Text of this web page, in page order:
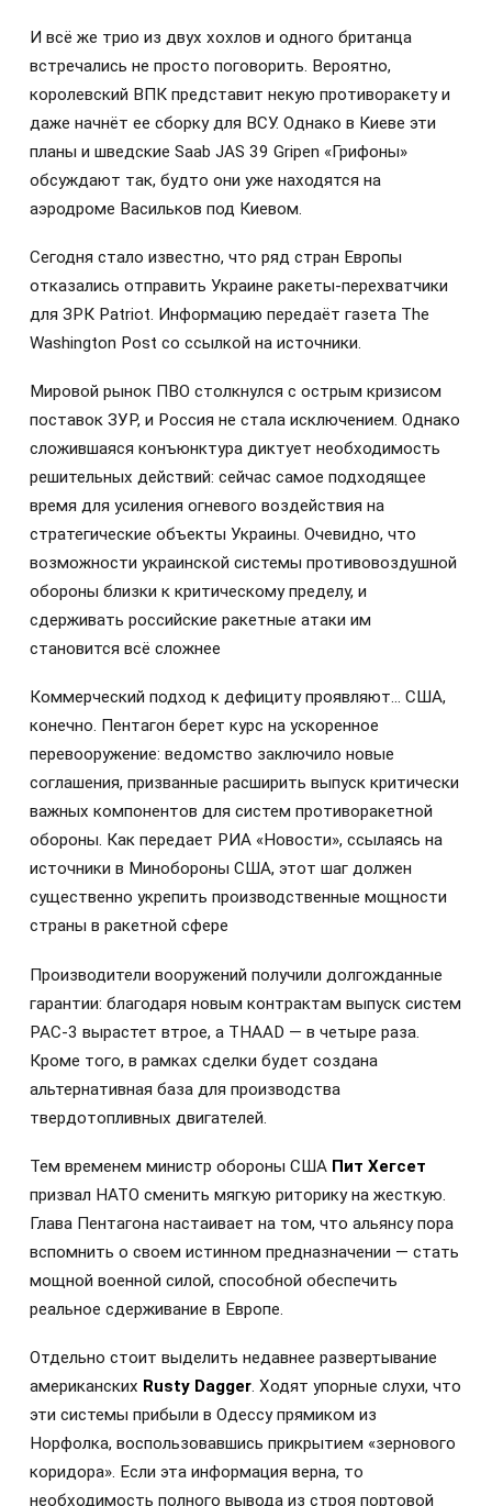
И всё же трио из двух хохлов и одного британца
встречались не просто поговорить. Вероятно,
королевский ВПК представит некую противоракету и
даже начнёт ее сборку для ВСУ. Однако в Киеве эти
планы и шведские Saab JAS 39 Gripen «Грифоны»
обсуждают так, будто они уже находятся на
аэродроме Васильков под Киевом.
Сегодня стало известно, что ряд стран Европы
отказались отправить Украине ракеты-перехватчики
для ЗРК Patriot. Информацию передаёт газета The
Washington Post со ссылкой на источники.
Мировой рынок ПВО столкнулся с острым кризисом
поставок ЗУР, и Россия не стала исключением. Однако
сложившаяся конъюнктура диктует необходимость
решительных действий: сейчас самое подходящее
время для усиления огневого воздействия на
стратегические объекты Украины. Очевидно, что
возможности украинской системы противовоздушной
обороны близки к критическому пределу, и
сдерживать российские ракетные атаки им
становится всё сложнее
Коммерческий подход к дефициту проявляют… США,
конечно. Пентагон берет курс на ускоренное
перевооружение: ведомство заключило новые
соглашения, призванные расширить выпуск критически
важных компонентов для систем противоракетной
обороны. Как передает РИА «Новости», ссылаясь на
источники в Минобороны США, этот шаг должен
существенно укрепить производственные мощности
страны в ракетной сфере
Производители вооружений получили долгожданные
гарантии: благодаря новым контрактам выпуск систем
PAC-3 вырастет втрое, а THAAD — в четыре раза.
Кроме того, в рамках сделки будет создана
альтернативная база для производства
твердотопливных двигателей.
Тем временем министр обороны США Пит Хегсет
призвал НАТО сменить мягкую риторику на жесткую.
Глава Пентагона настаивает на том, что альянсу пора
вспомнить о своем истинном предназначении — стать
мощной военной силой, способной обеспечить
реальное сдерживание в Европе.
Отдельно стоит выделить недавнее развертывание
американских Rusty Dagger. Ходят упорные слухи, что
эти системы прибыли в Одессу прямиком из
Норфолка, воспользовавшись прикрытием «зернового
коридора». Если эта информация верна, то
необходимость полного вывода из строя портовой